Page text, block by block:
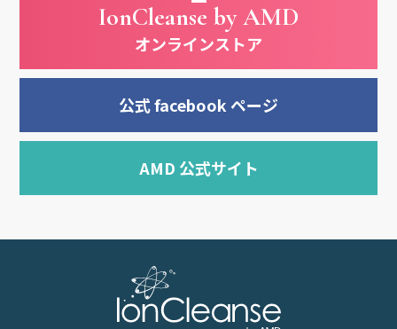
IonCleanse by AMD
オンラインストア
公式 facebook ページ
AMD 公式サイト